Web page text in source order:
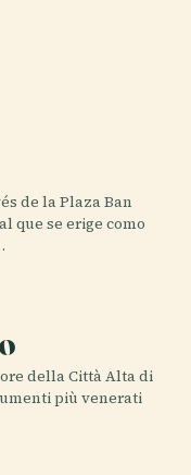
de la Plaza Ban
que se erige como
della Città Alta di
più venerati